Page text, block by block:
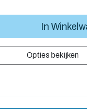
In
Opties bekijken